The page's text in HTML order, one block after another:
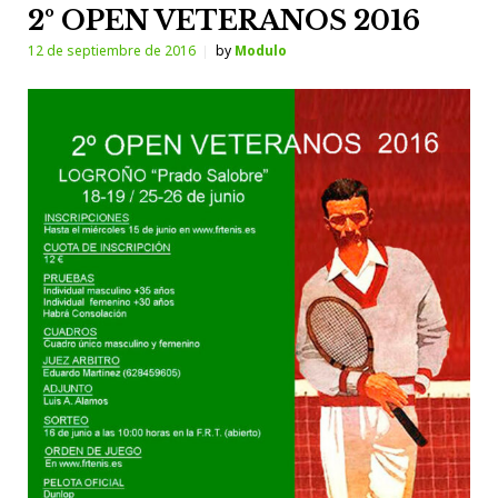
2º OPEN VETERANOS 2016
12 de septiembre de 2016 by Modulo